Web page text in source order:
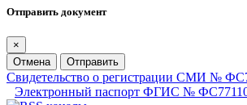
Отправить документ
×
Отмена
Отправить
Свидетельство о регистрации СМИ №
Электронный паспорт ФГИС №